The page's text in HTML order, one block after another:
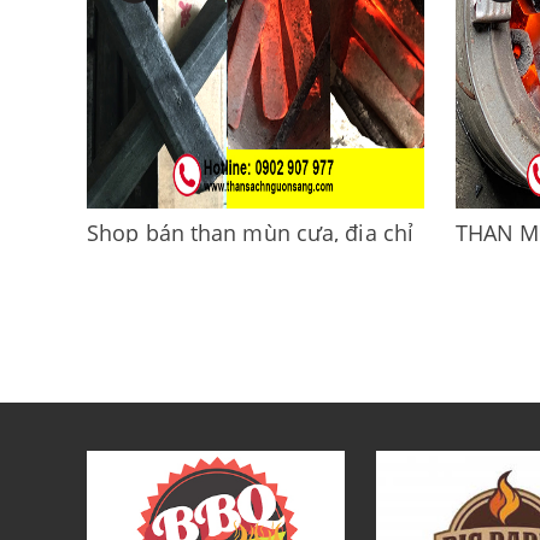
Đọc thêm
Shop bán than mùn cưa, địa chỉ
Đọc thêm »
THAN
THAN
KHÔNG
cấp than